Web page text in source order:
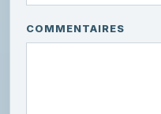
COMMENTAIRES